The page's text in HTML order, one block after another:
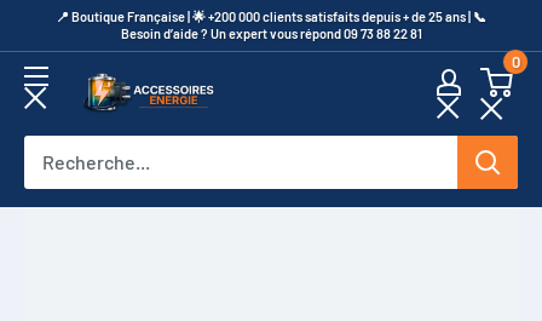
au
contenu
​📍​ Boutique Française | 🌟 +200 000 clients satisfaits depuis + de 25 ans | 📞​
Besoin d’aide ? Un expert vous répond 09 73 88 22 81
Accessoires
0